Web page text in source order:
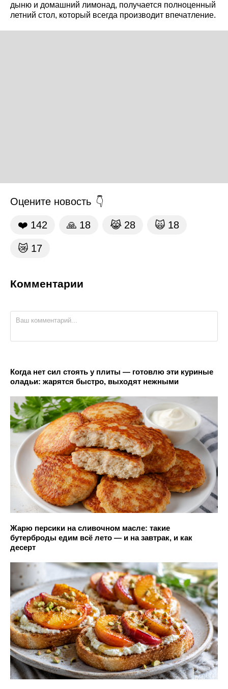
дыню и домашний лимонад, получается полноценный
летний стол, который всегда производит впечатление.
Оцените новость
❤️ 142 🙏 18 😹 28 🙀 18
😿 17
Комментарии
Когда нет сил стоять у плиты — готовлю эти куриные
оладьи: жарятся быстро, выходят нежными
Жарю персики на сливочном масле: такие
бутерброды едим всё лето — и на завтрак, и как
десерт